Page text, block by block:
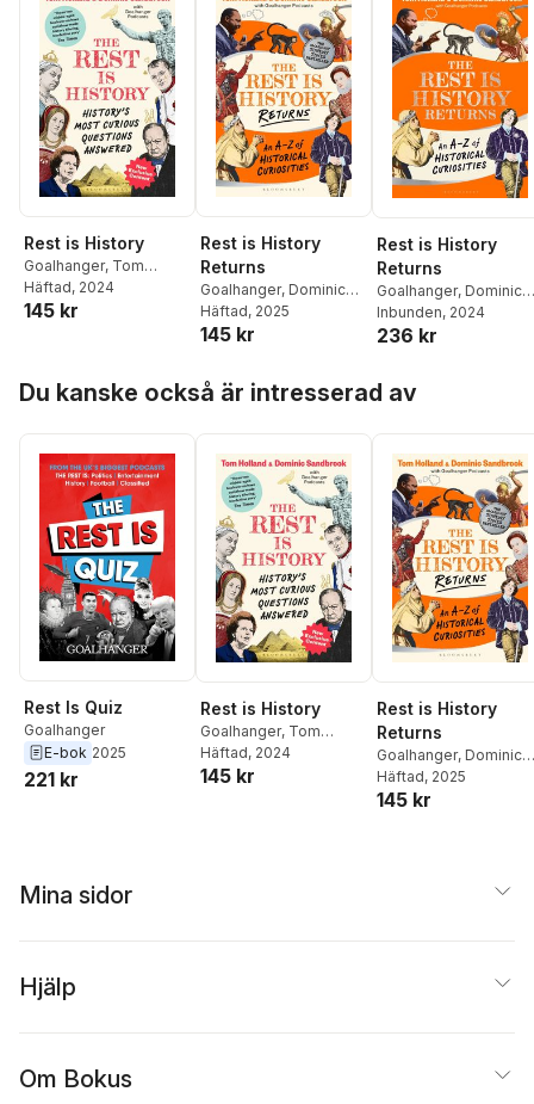
Rest is History
Goalhanger, Tom
Holland ,Dominic
Sandbrook
Häftad, 2024
145 kr
Rest is History
Returns
Goalhanger, Dominic
Sandbrook,Tom
Holland
Häftad, 2025
145 kr
Rest is History
Returns
Goalhanger, Dominic
Sandbrook,Tom
Holland
Inbunden, 2024
236 kr
Du kanske också är intresserad av
Rest Is Quiz
Goalhanger
E-bok 2025
221 kr
Rest is History
Goalhanger, Tom
Holland ,Dominic
Sandbrook
Häftad, 2024
145 kr
Rest is History
Returns
Goalhanger, Dominic
Sandbrook,Tom
Holland
Häftad, 2025
145 kr
Mina sidor
Hjälp
Om Bokus